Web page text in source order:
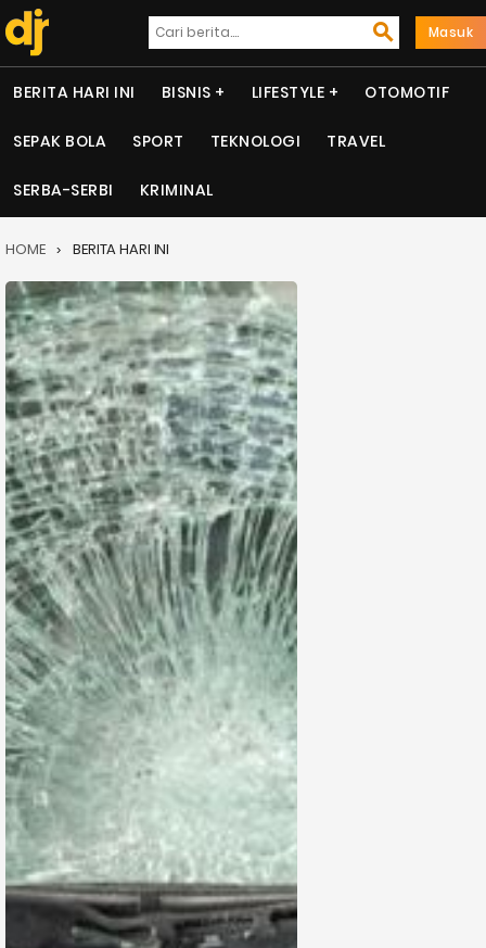
Masuk
BERITA HARI INI BISNIS LIFESTYLE OTOMOTIF
SEPAK BOLA SPORT TEKNOLOGI TRAVEL
SERBA-SERBI KRIMINAL
HOME BERITA HARI INI